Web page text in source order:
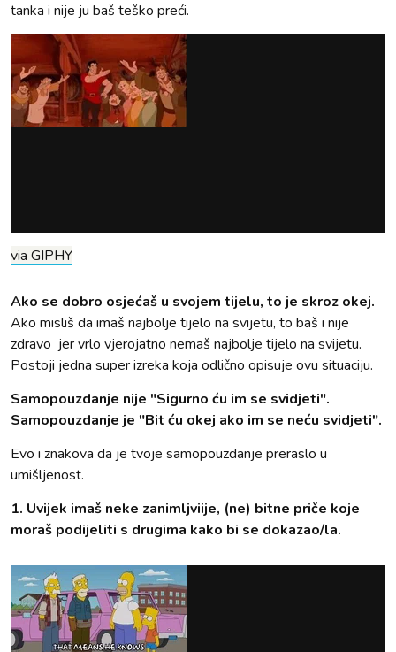
tanka i nije ju baš teško preći.
via GIPHY
Ako se dobro osjećaš u svojem tijelu, to je skroz okej.
Ako misliš da imaš najbolje tijelo na svijetu, to baš i nije
zdravo jer vrlo vjerojatno nemaš najbolje tijelo na svijetu.
Postoji jedna super izreka koja odlično opisuje ovu situaciju.
Samopouzdanje nije "Sigurno ću im se svidjeti".
Samopouzdanje je "Bit ću okej ako im se neću svidjeti".
Evo i znakova da je tvoje samopouzdanje preraslo u
umišljenost.
1. Uvijek imaš neke zanimljviije, (ne) bitne priče koje
moraš podijeliti s drugima kako bi se dokazao/la.